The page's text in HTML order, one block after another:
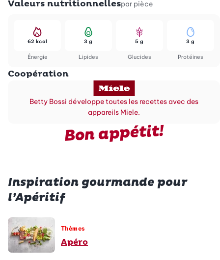
Valeurs nutritionnellespar pièce
Énergie
62 kcal
Lipides
3 g
Glucides
5 g
Protéines
3 g
Coopération
Betty Bossi développe toutes les recettes avec des
appareils Miele.
Bon appétit!
Inspiration gourmande pour
l’Apéritif
Thèmes
Apéro